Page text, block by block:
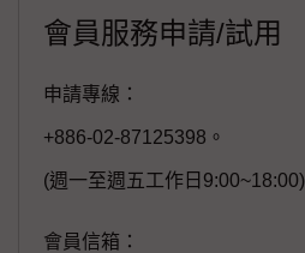
會員服務申請/試用
申請專線：
+886-02-87125398。
(週一至週五工作日9:00~18:00)
會員信箱：